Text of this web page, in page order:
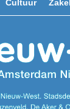
Cultuur